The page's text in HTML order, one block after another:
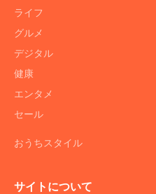
ライフ
グルメ
デジタル
健康
エンタメ
セール
おうちスタイル
サイトについて